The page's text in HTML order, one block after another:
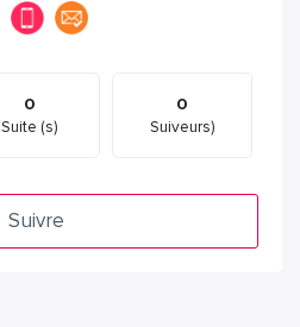
0
Suite (s)
0
Suiveurs)
Suivre